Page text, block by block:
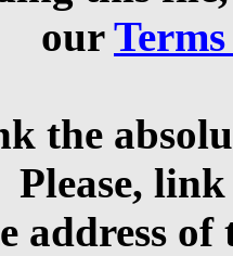
our
the
Please,
address